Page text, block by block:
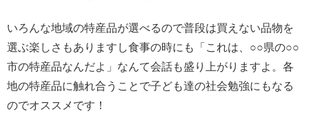
いろんな地域の特産品が選べるので普段は買えない品物を
選ぶ楽しさもありますし食事の時にも「これは、○○県の○○
市の特産品なんだよ」なんて会話も盛り上がりますよ。各
地の特産品に触れ合うことで子ども達の社会勉強にもなる
のでオススメです！